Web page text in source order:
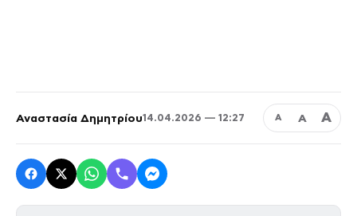
Αναστασία Δημητρίου14.04.2026 — 12:27 Α Α Α